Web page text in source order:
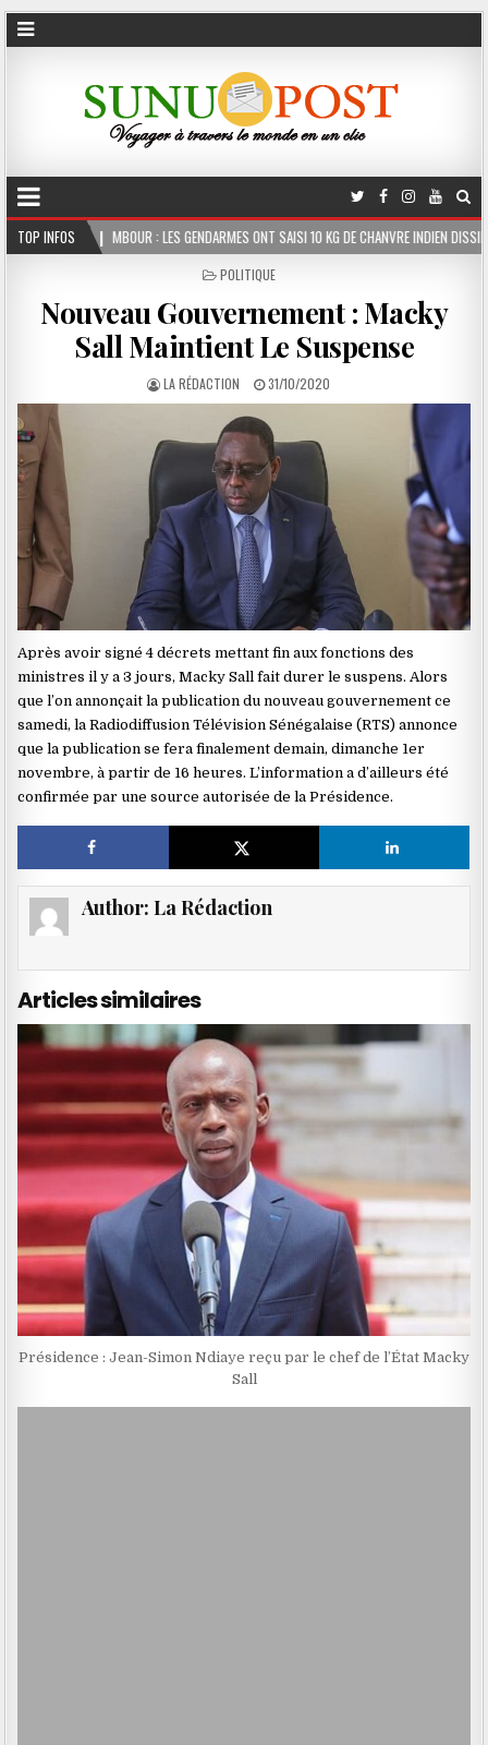
TOP INFOS
: LES GENDARMES ONT SAISI 10 KG DE CHANVRE INDIEN DISSIMULÉS DANS LE COFFRE
POSTED
POLITIQUE
Nouveau Gouvernement : Macky
Sall Maintient Le Suspense
LA RÉDACTION 31/10/2020
Après avoir signé 4 décrets mettant fin aux fonctions des
ministres il y a 3 jours, Macky Sall fait durer le suspens. Alors
que l’on annonçait la publication du nouveau gouvernement ce
samedi, la Radiodiffusion Télévision Sénégalaise (RTS) annonce
que la publication se fera finalement demain, dimanche 1er
novembre, à partir de 16 heures. L’information a d’ailleurs été
confirmée par une source autorisée de la Présidence.
Author: La Rédaction
Articles similaires
Présidence : Jean-Simon Ndiaye reçu par le chef de l’État Macky
Sall